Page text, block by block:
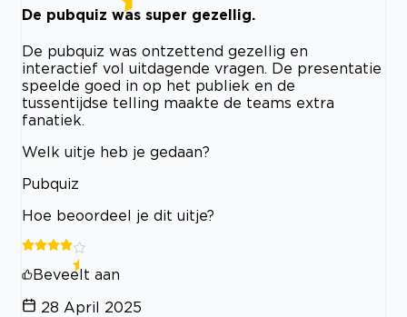
De pubquiz was super gezellig.
De pubquiz was ontzettend gezellig en
interactief vol uitdagende vragen. De presentatie
speelde goed in op het publiek en de
tussentijdse telling maakte de teams extra
fanatiek.
Welk uitje heb je gedaan?
Pubquiz
Hoe beoordeel je dit uitje?
Beveelt aan
28 April 2025